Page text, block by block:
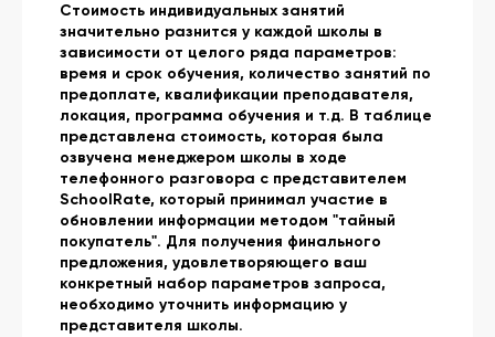
Стоимость индивидуальных занятий
значительно разнится у каждой школы в
зависимости от целого ряда параметров:
время и срок обучения, количество занятий по
предоплате, квалификации преподавателя,
локация, программа обучения и т.д. В таблице
представлена стоимость, которая была
озвучена менеджером школы в ходе
телефонного разговора с представителем
SchoolRate, который принимал участие в
обновлении информации методом "тайный
покупатель". Для получения финального
предложения, удовлетворяющего ваш
конкретный набор параметров запроса,
необходимо уточнить информацию у
представителя школы.